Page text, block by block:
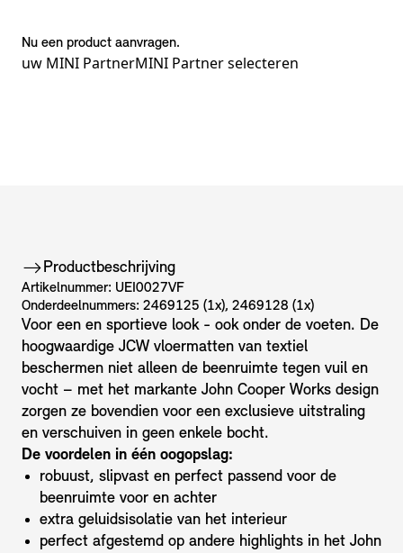
Nu een product aanvragen.
uw MINI PartnerMINI Partner selecteren
Productbeschrijving
Artikelnummer: UEI0027VF
Onderdeelnummers: 2469125 (1x), 2469128 (1x)
Voor een en sportieve look - ook onder de voeten. De
hoogwaardige JCW vloermatten van textiel
beschermen niet alleen de beenruimte tegen vuil en
vocht – met het markante John Cooper Works design
zorgen ze bovendien voor een exclusieve uitstraling
en verschuiven in geen enkele bocht.
De voordelen in één oogopslag:
robuust, slipvast en perfect passend voor de
beenruimte voor en achter
extra geluidsisolatie van het interieur
perfect afgestemd op andere highlights in het John